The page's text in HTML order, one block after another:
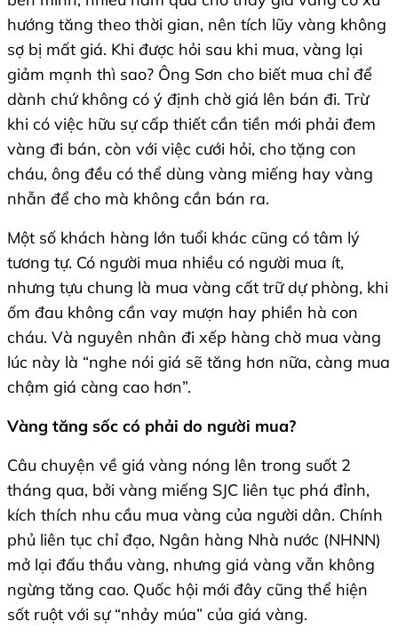
hướng tăng theo thời gian, nên tích lũy vàng không
sợ bị mất giá. Khi được hỏi sau khi mua, vàng lại
giảm mạnh thì sao? Ông Sơn cho biết mua chỉ để
dành chứ không có ý định chờ giá lên bán đi. Trừ
khi có việc hữu sự cấp thiết cần tiền mới phải đem
vàng đi bán, còn với việc cưới hỏi, cho tặng con
cháu, ông đều có thể dùng vàng miếng hay vàng
nhẫn để cho mà không cần bán ra.
Một số khách hàng lớn tuổi khác cũng có tâm lý
tương tự. Có người mua nhiều có người mua ít,
nhưng tựu chung là mua vàng cất trữ dự phòng, khi
ốm đau không cần vay mượn hay phiền hà con
cháu. Và nguyên nhân đi xếp hàng chờ mua vàng
lúc này là “nghe nói giá sẽ tăng hơn nữa, càng mua
chậm giá càng cao hơn”.
Vàng tăng sốc có phải do người mua?
Câu chuyện về giá vàng nóng lên trong suốt 2
tháng qua, bởi vàng miếng SJC liên tục phá đỉnh,
kích thích nhu cầu mua vàng của người dân. Chính
phủ liên tục chỉ đạo, Ngân hàng Nhà nước (NHNN)
mở lại đấu thầu vàng, nhưng giá vàng vẫn không
ngừng tăng cao. Quốc hội mới đây cũng thể hiện
sốt ruột với sự “nhảy múa” của giá vàng.